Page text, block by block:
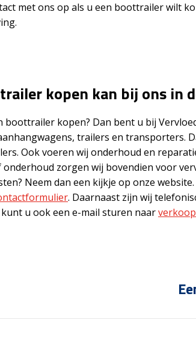
met ons op als u een boottrailer wilt
kopen kan bij ons in
boottrailer kopen? Dan bent u bij
trailers en transporters.
Ook voeren wij onderhoud en
zorgen wij bovendien voor
Neem dan een kijkje op onze
. Daarnaast zijn wij
u ook een e-mail sturen naar